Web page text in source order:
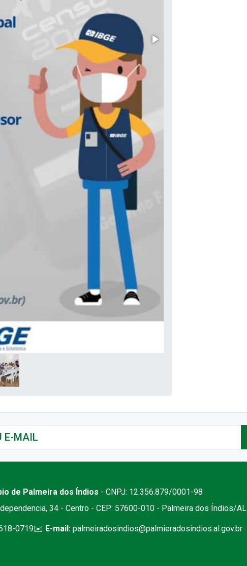
de Palmeira dos Índios - CNPJ: 12.356.879/0001-98
34 - Centro - CEP: 57600-010 - Palmeira dos Índios/AL
0719✉️ E-mail: palmeiradosindios@palmieradosindios.al.gov.br